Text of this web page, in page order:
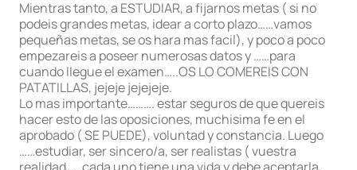
Mientras tanto, a ESTUDIAR, a fijarnos metas ( si no
podeis grandes metas, idear a corto plazo……vamos
pequeñas metas, se os hara mas facil), y poco a poco
empezareis a poseer numerosas datos y ……para
cuando llegue el examen…..OS LO COMEREIS CON
PATATILLAS, jejeje jejejeje.
Lo mas importante………. estar seguros de que quereis
hacer esto de las oposiciones, muchisima fe en el
aprobado ( SE PUEDE), voluntad y constancia. Luego
……estudiar, ser sincero/a, ser realistas ( vuestra